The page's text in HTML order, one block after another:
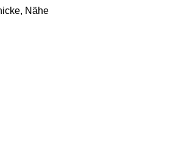
Nähe